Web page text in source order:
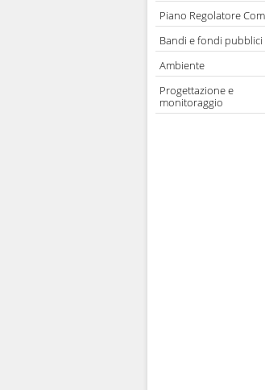
Piano Regolatore
Bandi e fondi pubblici
Ambiente
Progettazione e
monitoraggio